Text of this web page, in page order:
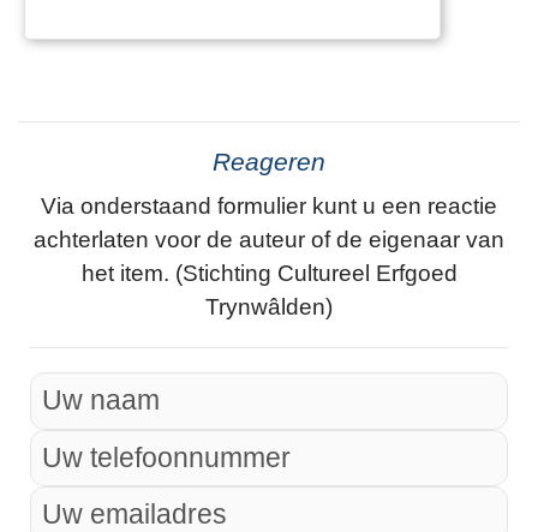
Reageren
Via onderstaand formulier kunt u een reactie
achterlaten voor de auteur of de eigenaar van
het item. (Stichting Cultureel Erfgoed
Trynwâlden)